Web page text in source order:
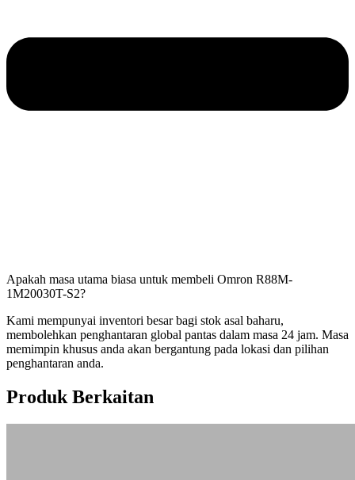
Apakah masa utama biasa untuk membeli Omron R88M-
1M20030T-S2?
Kami mempunyai inventori besar bagi stok asal baharu,
membolehkan penghantaran global pantas dalam masa 24 jam. Masa
memimpin khusus anda akan bergantung pada lokasi dan pilihan
penghantaran anda.
Produk Berkaitan